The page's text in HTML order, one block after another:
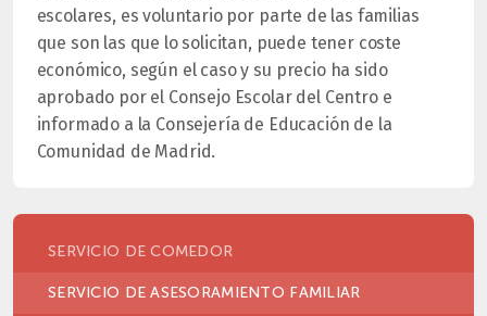
escolares, es voluntario por parte de las familias
que son las que lo solicitan, puede tener coste
económico, según el caso y su precio ha sido
aprobado por el Consejo Escolar del Centro e
informado a la Consejería de Educación de la
Comunidad de Madrid.
SERVICIO DE COMEDOR
SERVICIO DE ASESORAMIENTO FAMILIAR